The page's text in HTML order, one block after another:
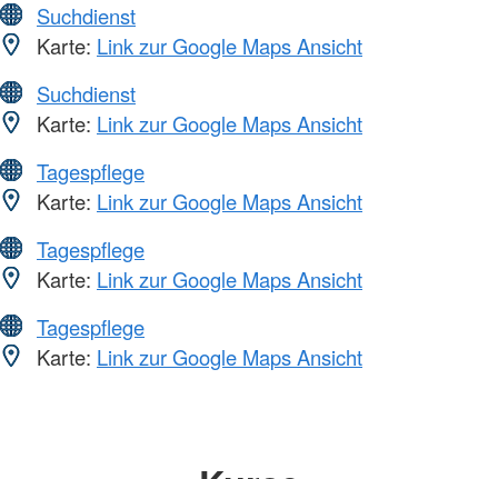
Suchdienst
Karte: Link zur Google Maps Ansicht
Suchdienst
Karte: Link zur Google Maps Ansicht
Tagespflege
Karte: Link zur Google Maps Ansicht
Tagespflege
Karte: Link zur Google Maps Ansicht
Tagespflege
Karte: Link zur Google Maps Ansicht